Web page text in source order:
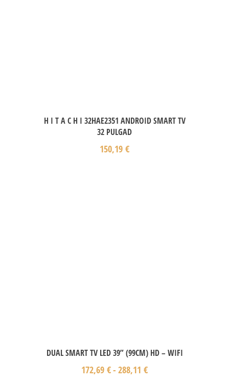
H I T A C H I 32HAE2351 ANDROID SMART TV
32 PULGAD
150,19 €
DUAL SMART TV LED 39” (99CM) HD – WIFI
172,69 €- 288,11 €